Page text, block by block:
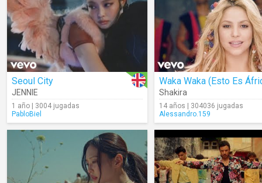
Seoul City
JENNIE
1 año | 3004 jugadas
PabloBiel
Waka Waka (Esto Es
Shakira
14 años | 304036 jugadas
Alessandro.159